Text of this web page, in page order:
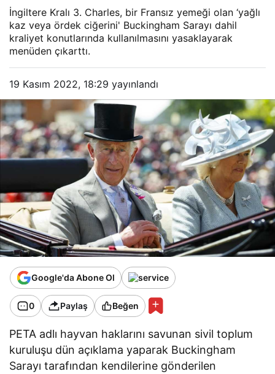
İngiltere Kralı 3. Charles, bir Fransız yemeği olan ‘yağlı
kaz veya ördek ciğerini' Buckingham Sarayı dahil
kraliyet konutlarında kullanılmasını yasaklayarak
menüden çıkarttı.
19 Kasım 2022, 18:29 yayınlandı
Google'da Abone Ol
0 Paylaş Beğen
PETA adlı hayvan haklarını savunan sivil toplum
kuruluşu dün açıklama yaparak Buckingham
Sarayı tarafından kendilerine gönderilen